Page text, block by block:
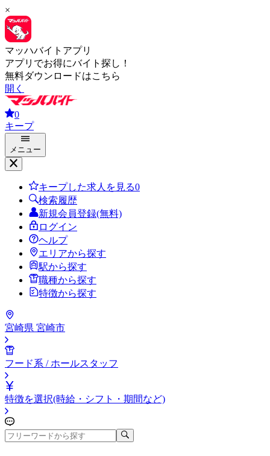
×
マッハバイトアプリ
アプリでお得にバイト探し！
無料ダウンロードはこちら
開く
0
キープ
メニュー
キープした求人を見る0
検索履歴
新規会員登録(無料)
ログイン
ヘルプ
エリアから探す
駅から探す
職種から探す
特徴から探す
宮崎県 宮崎市
フード系 / ホールスタッフ
特徴を選択(時給・シフト・期間など)